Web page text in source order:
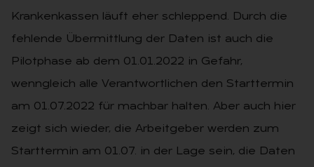
Krankenkassen läuft eher schleppend. Durch die
fehlende Übermittlung der Daten ist auch die
Pilotphase ab dem 01.01.2022 in Gefahr,
wenngleich alle Verantwortlichen den Starttermin
am 01.07.2022 für machbar halten. Aber auch hier
zeigt sich wieder, die Arbeitgeber werden zum
Starttermin am 01.07. in der Lage sein, die Daten